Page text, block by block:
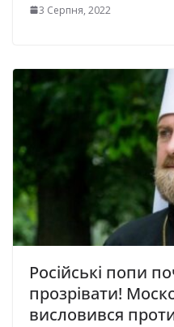
3 Серпня, 2022
Російські попи
прозрівати!
висловився